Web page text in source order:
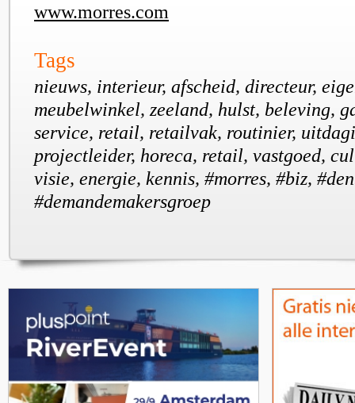
www.morres.com
Tags
nieuws, interieur, afscheid, directeur,
meubelwinkel, zeeland, hulst, beleving,
service, retail, retailvak, routinier,
projectleider, horeca, retail, vastgoed,
visie, energie, kennis, #morres, #biz,
#demandemakersgroep